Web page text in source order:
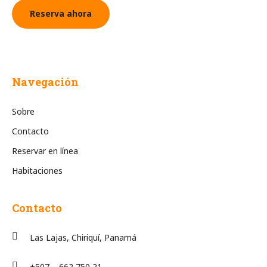
Reserva ahora
Navegación
Sobre
Contacto
Reservar en línea
Habitaciones
Contacto
Las Lajas, Chiriquí, Panamá